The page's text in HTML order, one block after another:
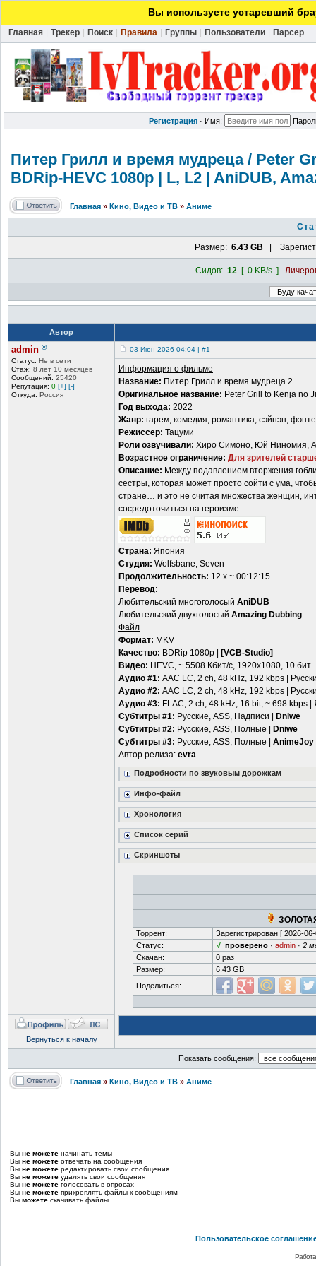
Вы используете устаревший
Главная Трекер Поиск Правила Группы Пользователи Парсер
Регистрация · Имя:
Питер Грилл и время мудреца / Peter
BDRip-HEVC 1080p | L, L2 | AniDUB,
Главная » Кино, Видео и ТВ » Аниме
Размер: 6.43 GB |
Сидов: 12[ 0 KB/s ]
Автор
admin ®
Статус: Не в сети
Стаж: 8 лет 10 месяцев
Сообщений: 25420
Репутация: 0 [+] [-]
Откуда: Россия
03-Июн-2026 04:04 | #1
Информация о фильме
Название: Питер Грилл и время мудреца 2
Оригинальное название: Peter Grill to Kenja no
Год выхода: 2022
Жанр: гарем, комедия, романтика, сэйнэн,
Режиссер: Тацуми
Роли озвучивали: Хиро Симоно, Юй Ниномия,
Возрастное ограничение: Для зрителей
Описание: Между подавлением вторжения
сестры, которая может просто сойти с ума,
стране… и это не считая множества женщин,
сосредоточиться на героизме.
Страна: Япония
Студия: Wolfsbane, Seven
Продолжительность: 12 х ~ 00:12:15
Перевод:
Любительский многоголосый AniDUB
Любительский двухголосый Amazing Dubbing
Файл
Формат: MKV
Качество: BDRip 1080p |
[VCB-Studio]
Видео: HEVC, ~ 5508 Кбит/с, 1920x1080, 10 бит
Аудио #1: AAC LC, 2 ch, 48 kHz, 192 kbps |
Аудио #2: AAC LC, 2 ch, 48 kHz, 192 kbps |
Аудио #3: FLAC, 2 ch, 48 kHz, 16 bit, ~ 698 kbps
Субтитры #1: Русские, ASS, Надписи |
Dniwe
Субтитры #2: Русские, ASS, Полные |
Dniwe
Субтитры #3: Русские, ASS, Полные | AnimeJoy
Автор релиза: evra
Подробности по звуковым дорожкам
Инфо-файл
Хронология
Список серий
Скриншоты
Торрент: Зарегистрирован [ 2026-
Статус:
√ проверено · admin · 2
Скачан:
0 раз
Размер:
6.43 GB
Поделиться:
Вернуться к началу
Показать сообщения:
Главная » Кино, Видео и ТВ » Аниме
Вы не можете начинать темы
Вы не можете отвечать на сообщения
Вы не можете редактировать свои сообщения
Вы не можете удалять свои сообщения
Вы не можете голосовать в опросах
Вы не можете прикреплять файлы к сообщениям
Вы можете скачивать файлы
Пользовательское